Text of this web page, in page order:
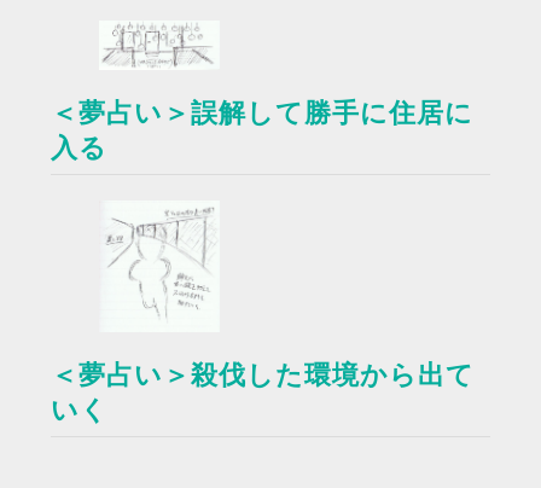
＜夢占い＞誤解して勝手に住居に
入る
＜夢占い＞殺伐した環境から出て
いく